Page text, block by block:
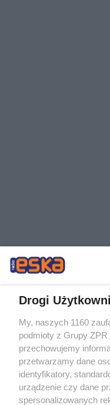
Żaden utwór zamieszczony
rozpowszechniany lub dalej
tym także elektroniczny lub
eksploatacji w jakiejkolwiek
Internecie bez pisemnej
wykorzystanie utworów w
tzn. bez właściwej zgody,
ścigane prawnie.
Drogi
My, naszych 1160
podmioty z Grupy
przechowujemy
przetwarzamy dane
identyfikatory,
urządzenie czy dane
spersonalizowanych